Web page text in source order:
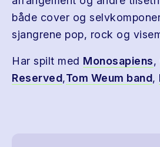
både cover og
sjangrene pop, rock og
Har spilt med Monosapiens,
Reserved,Tom Weum band,